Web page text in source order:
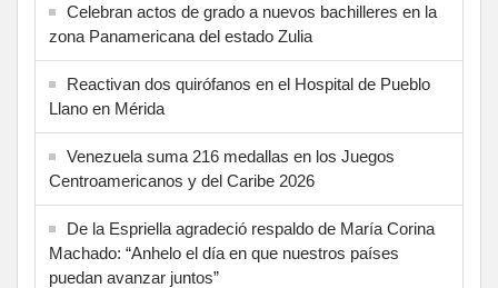
Celebran actos de grado a nuevos bachilleres en la
zona Panamericana del estado Zulia
Reactivan dos quirófanos en el Hospital de Pueblo
Llano en Mérida
Venezuela suma 216 medallas en los Juegos
Centroamericanos y del Caribe 2026
De la Espriella agradeció respaldo de María Corina
Machado: “Anhelo el día en que nuestros países
puedan avanzar juntos”